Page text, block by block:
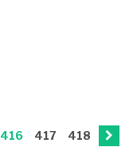
416 417
418